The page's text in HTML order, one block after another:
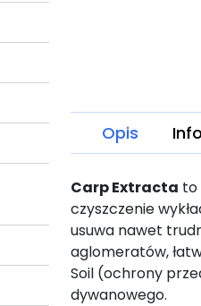
Opis
Carp Extracta to
czyszczenie
usuwa nawet
aglomeratów,
Soil (ochrony
dywanowego.